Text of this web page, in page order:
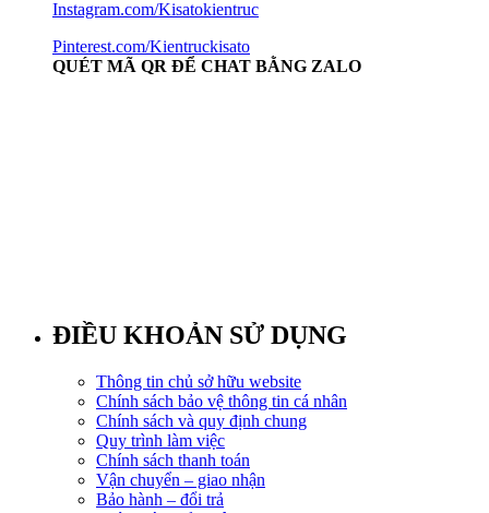
Instagram.com/Kisatokientruc
Pinterest.com/Kientruckisato
QUÉT MÃ QR ĐỂ CHAT BẰNG ZALO
ĐIỀU KHOẢN SỬ DỤNG
Thông tin chủ sở hữu website
Chính sách bảo vệ thông tin cá nhân
Chính sách và quy định chung
Quy trình làm việc
Chính sách thanh toán
Vận chuyển – giao nhận
Bảo hành – đổi trả